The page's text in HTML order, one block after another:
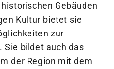
Gebäuden
Kultur bietet sie
zur
Sie bildet auch das
der Region mit dem